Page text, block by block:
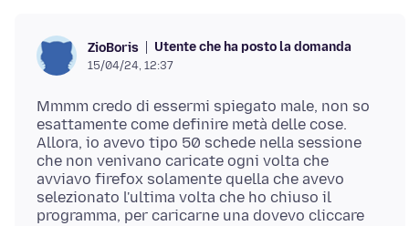
ZioBoris Utente che ha posto la domanda
15/04/24, 12:37
Mmmm credo di essermi spiegato male, non so
esattamente come definire metà delle cose.
Allora, io avevo tipo 50 schede nella sessione
che non venivano caricate ogni volta che
avviavo firefox solamente quella che avevo
selezionato l'ultima volta che ho chiuso il
programma, per caricarne una dovevo cliccare